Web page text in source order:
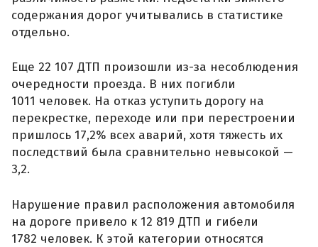
содержания дорог учитывались в статистике
отдельно.
Еще 22 107 ДТП произошли из-за несоблюдения
очередности проезда. В них погибли
1011 человек. На отказ уступить дорогу на
перекрестке, переходе или при перестроении
пришлось 17,2% всех аварий, хотя тяжесть их
последствий была сравнительно невысокой —
3,2.
Нарушение правил расположения автомобиля
на дороге привело к 12 819 ДТП и гибели
1782 человек. К этой категории относятся